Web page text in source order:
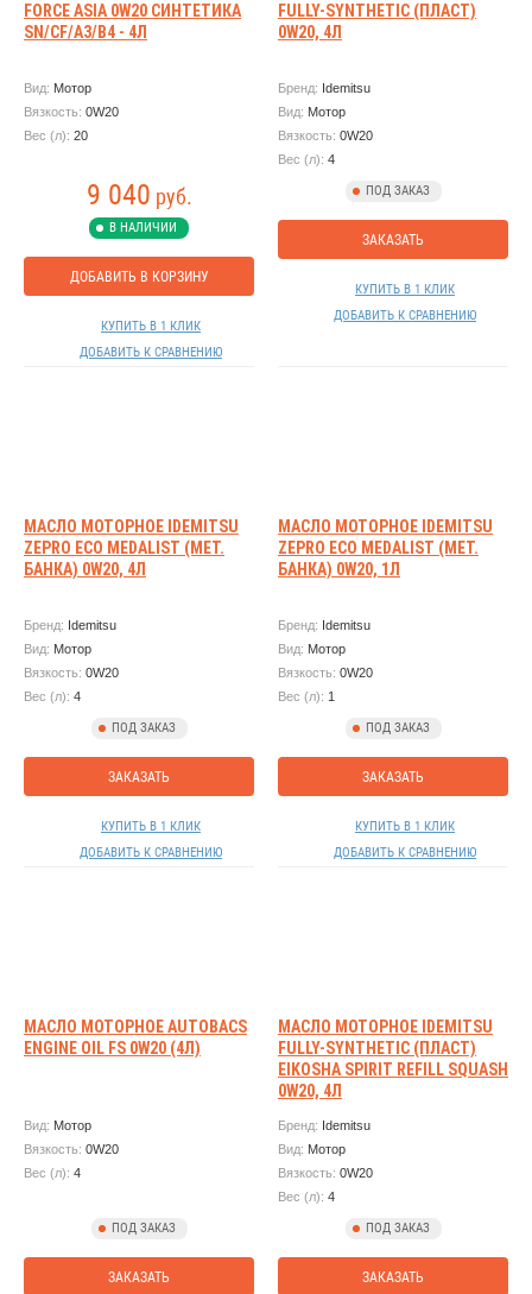
FORCE АSIA 0W20 СИНТЕТИКА
SN/CF/A3/B4 - 4Л
Вид: Мотор
Вязкость: 0W20
Вес (л): 20
9 040 руб.
В НАЛИЧИИ
ДОБАВИТЬ В КОРЗИНУ
КУПИТЬ В 1 КЛИК
ДОБАВИТЬ К СРАВНЕНИЮ
FULLY-SYNTHETIC (ПЛАСТ)
0W20, 4Л
Бренд: Idemitsu
Вид: Мотор
Вязкость: 0W20
Вес (л): 4
ПОД ЗАКАЗ
ЗАКАЗАТЬ
КУПИТЬ В 1 КЛИК
ДОБАВИТЬ К СРАВНЕНИЮ
МАСЛО МОТОРНОЕ IDEMITSU
ZEPRO ECO MEDALIST (МЕТ.
БАНКА) 0W20, 4Л
Бренд: Idemitsu
Вид: Мотор
Вязкость: 0W20
Вес (л): 4
ПОД ЗАКАЗ
ЗАКАЗАТЬ
КУПИТЬ В 1 КЛИК
ДОБАВИТЬ К СРАВНЕНИЮ
МАСЛО МОТОРНОЕ IDEMITSU
ZEPRO ECO MEDALIST (МЕТ.
БАНКА) 0W20, 1Л
Бренд: Idemitsu
Вид: Мотор
Вязкость: 0W20
Вес (л): 1
ПОД ЗАКАЗ
ЗАКАЗАТЬ
КУПИТЬ В 1 КЛИК
ДОБАВИТЬ К СРАВНЕНИЮ
МАСЛО МОТОРНОЕ AUTOBACS
ENGINE OIL FS 0W20 (4Л)
Вид: Мотор
Вязкость: 0W20
Вес (л): 4
ПОД ЗАКАЗ
ЗАКАЗАТЬ
МАСЛО МОТОРНОЕ IDEMITSU
FULLY-SYNTHETIC (ПЛАСТ)
EIKOSHA SPIRIT REFILL SQUASH
0W20, 4Л
Бренд: Idemitsu
Вид: Мотор
Вязкость: 0W20
Вес (л): 4
ПОД ЗАКАЗ
ЗАКАЗАТЬ